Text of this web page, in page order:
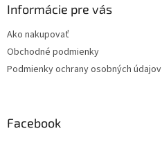
Informácie pre vás
Ako nakupovať
Obchodné podmienky
Podmienky ochrany osobných údajov
Facebook